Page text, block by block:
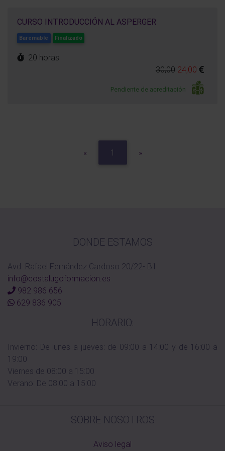
CURSO INTRODUCCIÓN AL ASPERGER
Baremable Finalizado
20 horas
30,00 24,00
Pendiente de acreditación
«Previous1 »Next
DONDE ESTAMOS
Avd. Rafael Fernández Cardoso 20/22- B1
info@costalugoformacion.es
982 986 656
629 836 905
HORARIO:
Invierno: De lunes a jueves: de 09:00 a 14:00 y de 16:00 a
19:00
Viernes de 08:00 a 15:00
Verano: De 08:00 a 15:00
SOBRE NOSOTROS
Aviso legal